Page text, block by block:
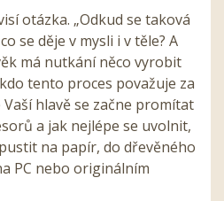
otázka. „Odkud se taková
se děje v mysli i v těle? A
má nutkání něco vyrobit
tento proces považuje za
hlavě se začne promítat
a jak nejlépe se uvolnit,
na papír, do dřevěného
PC nebo originálním